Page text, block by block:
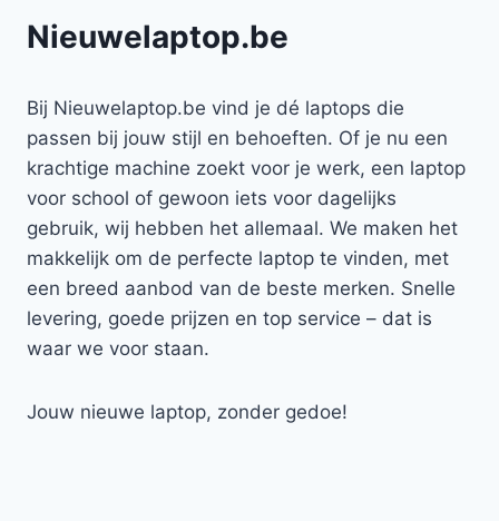
Nieuwelaptop.be
Bij Nieuwelaptop.be vind je dé laptops die
passen bij jouw stijl en behoeften. Of je nu een
krachtige machine zoekt voor je werk, een laptop
voor school of gewoon iets voor dagelijks
gebruik, wij hebben het allemaal. We maken het
makkelijk om de perfecte laptop te vinden, met
een breed aanbod van de beste merken. Snelle
levering, goede prijzen en top service – dat is
waar we voor staan.
Jouw nieuwe laptop, zonder gedoe!